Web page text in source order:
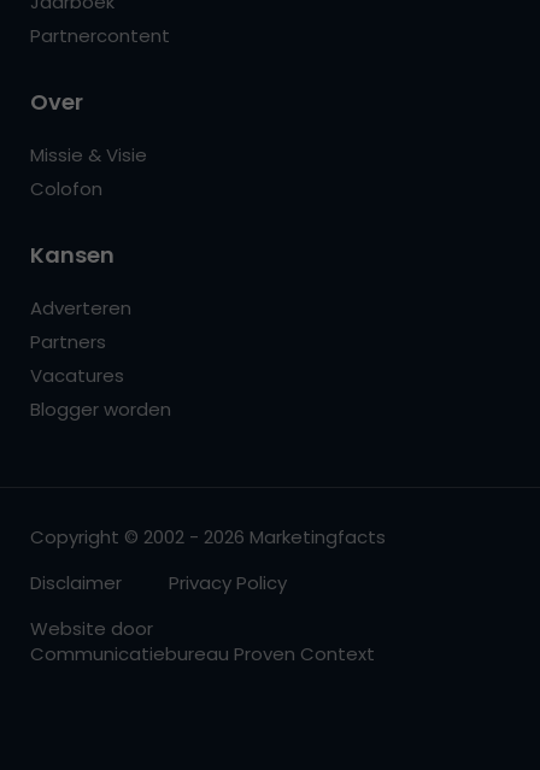
Partnercontent
Over
Missie & Visie
Colofon
Kansen
Adverteren
Partners
Vacatures
Blogger worden
Copyright © 2002 - 2026 Marketingfacts
Disclaimer
Privacy Policy
Website door
Communicatiebureau Proven Context